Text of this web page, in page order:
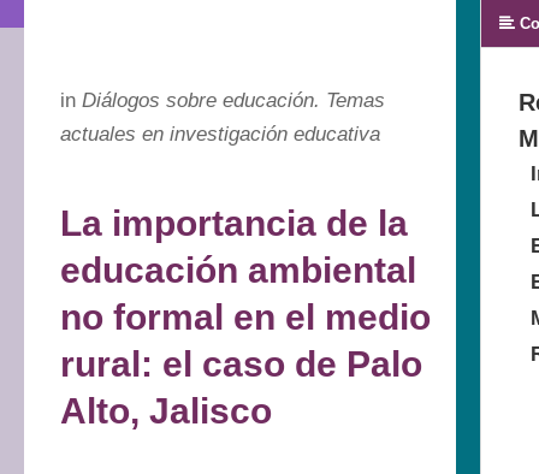
in Diálogos sobre educación. Temas
actuales en investigación educativa
La importancia de la
educación ambiental
no formal en el medio
rural: el caso de Palo
Alto, Jalisco